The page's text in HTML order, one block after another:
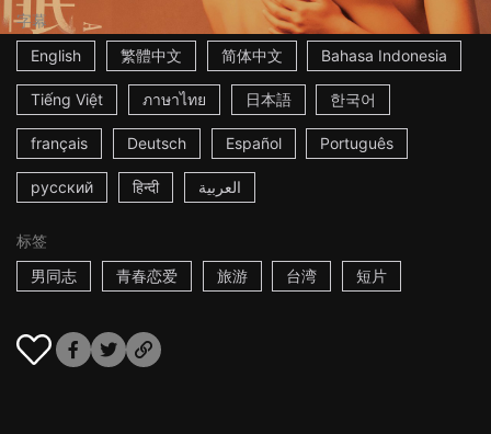
字幕
English
繁體中文 简体中文 Bahasa Indonesia
Tiếng Việt ภาษาไทย 日本語 한국어
français Deutsch Español Português
русский हिन्दी العربية
标签
男同志
青春恋爱 旅游 台湾 短片